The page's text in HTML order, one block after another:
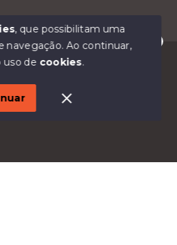
disponíveis para te ajudar.
Malavasi - Todos os
, que possibilitam uma
navegação.Ao continuar,
uso de cookies.